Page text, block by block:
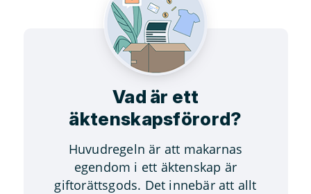
Vad är ett
äktenskapsförord?
Huvudregeln är att makarnas
egendom i ett äktenskap är
giftorättsgods. Det innebär att allt